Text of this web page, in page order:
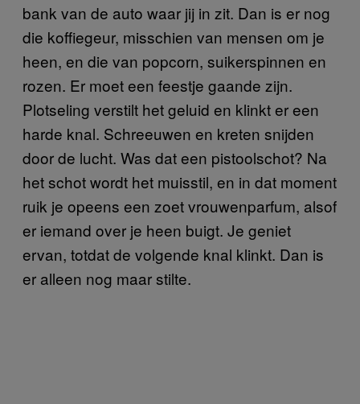
bank van de auto waar jij in zit. Dan is er nog
die koffiegeur, misschien van mensen om je
heen, en die van popcorn, suikerspinnen en
rozen. Er moet een feestje gaande zijn.
Plotseling verstilt het geluid en klinkt er een
harde knal. Schreeuwen en kreten snijden
door de lucht. Was dat een pistoolschot? Na
het schot wordt het muisstil, en in dat moment
ruik je opeens een zoet vrouwenparfum, alsof
er iemand over je heen buigt. Je geniet
ervan, totdat de volgende knal klinkt. Dan is
er alleen nog maar stilte.